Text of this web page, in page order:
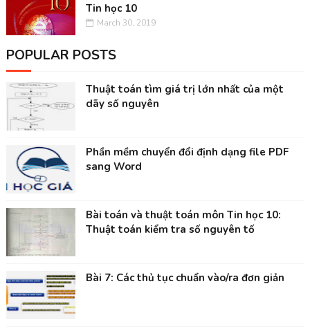
Tin học 10
March 30, 2019
POPULAR POSTS
Thuật toán tìm giá trị lớn nhất của một
dãy số nguyên
Phần mềm chuyển đổi định dạng file PDF
sang Word
Bài toán và thuật toán môn Tin học 10:
Thuật toán kiểm tra số nguyên tố
Bài 7: Các thủ tục chuẩn vào/ra đơn giản